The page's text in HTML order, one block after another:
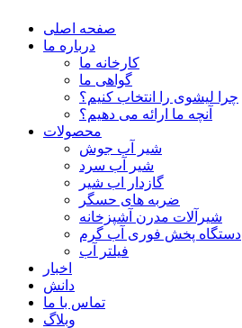
صفحه اصلی
درباره ما
کارخانه ما
گواهی ما
چرا لیشوی را انتخاب کنیم؟
آنچه ما ارائه می دهیم؟
محصولات
شیر آب جوش
شیر آب سرد
گازدار اب شیر
ضربه های حسگر
شیرآلات مدرن آشپزخانه
دستگاه پخش فوری آب گرم
فیلتر آب
اخبار
دانش
تماس با ما
وبلاگ